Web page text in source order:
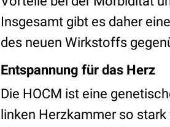
Insgesamt gibt es daher
des neuen Wirkstoffs
Entspannung für das Herz
Die HOCM ist eine
linken Herzkammer so